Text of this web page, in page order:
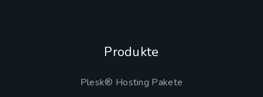
Produkte
Plesk® Hosting Pakete